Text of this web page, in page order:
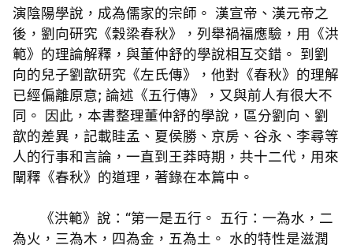
演陰陽學說，成為儒家的宗師。 漢宣帝、漢元帝之
後，劉向研究《穀梁春秋》，列舉禍福應驗，用《洪
範》的理論解釋，與董仲舒的學說相互交錯。 到劉
向的兒子劉歆研究《左氏傳》，他對《春秋》的理解
已經偏離原意; 論述《五行傳》，又與前人有很大不
同。 因此，本書整理董仲舒的學說，區分劉向、劉
歆的差異，記載眭孟、夏侯勝、京房、谷永、李尋等
人的行事和言論，一直到王莽時期，共十二代，用來
闡釋《春秋》的道理，著錄在本篇中。
《洪範》說：“第一是五行。 五行：一為水，二
為火，三為木，四為金，五為土。 水的特性是滋潤